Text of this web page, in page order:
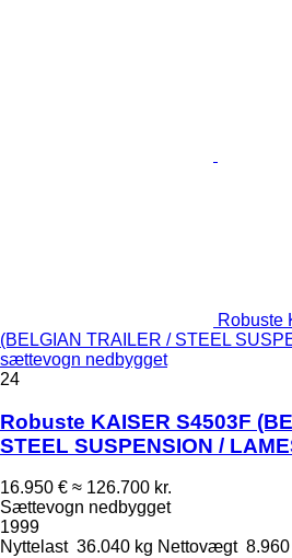
Robuste
(BELGIAN TRAILER / STEEL
sættevogn nedbygget
24
Robuste KAISER S4503F
STEEL SUSPENSION /
16.950 € ≈ 126.700 kr.
Sættevogn nedbygget
1999
Nyttelast 36.040 kg Nettovægt